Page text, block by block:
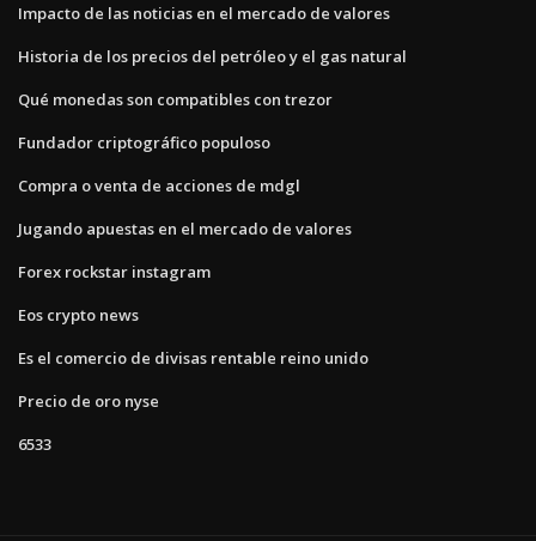
Impacto de las noticias en el mercado de valores
Historia de los precios del petróleo y el gas natural
Qué monedas son compatibles con trezor
Fundador criptográfico populoso
Compra o venta de acciones de mdgl
Jugando apuestas en el mercado de valores
Forex rockstar instagram
Eos crypto news
Es el comercio de divisas rentable reino unido
Precio de oro nyse
6533